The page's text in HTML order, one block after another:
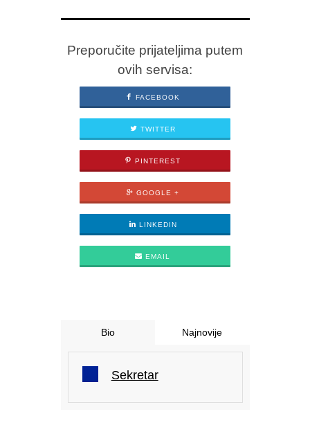
Preporučite prijateljima putem
ovih servisa:
FACEBOOK
TWITTER
PINTEREST
GOOGLE +
LINKEDIN
EMAIL
Bio Najnovije
Sekretar